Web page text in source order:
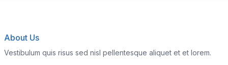
About Us
Vestibulum quis risus sed nisl pellentesque aliquet et et lorem.